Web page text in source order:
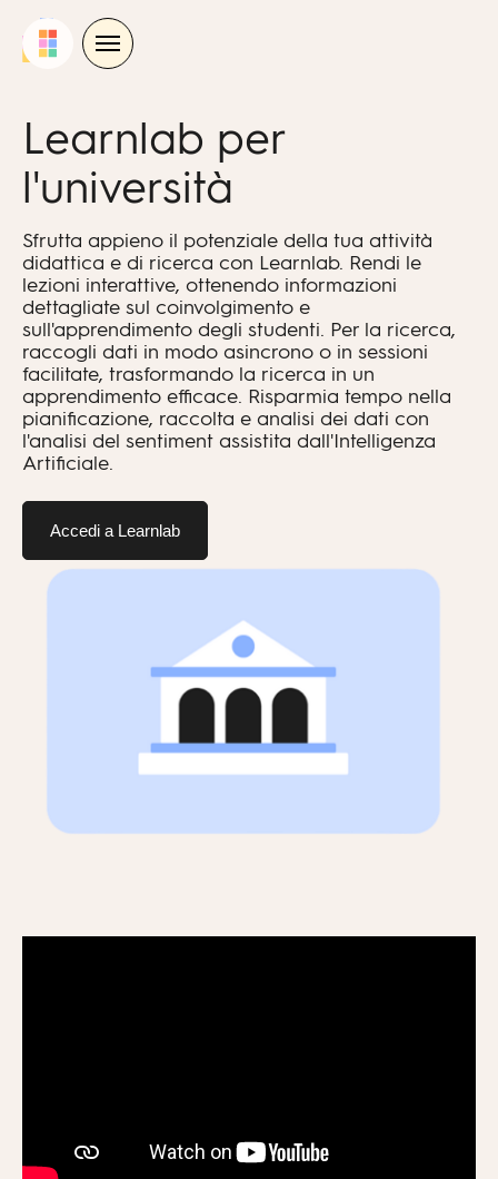
Learnlab per
l'università
Sfrutta appieno il potenziale della tua attività
didattica e di ricerca con Learnlab. Rendi le
lezioni interattive, ottenendo informazioni
dettagliate sul coinvolgimento e
sull'apprendimento degli studenti. Per la ricerca,
raccogli dati in modo asincrono o in sessioni
facilitate, trasformando la ricerca in un
apprendimento efficace. Risparmia tempo nella
pianificazione, raccolta e analisi dei dati con
l'analisi del sentiment assistita dall'Intelligenza
Artificiale.
Accedi a Learnlab